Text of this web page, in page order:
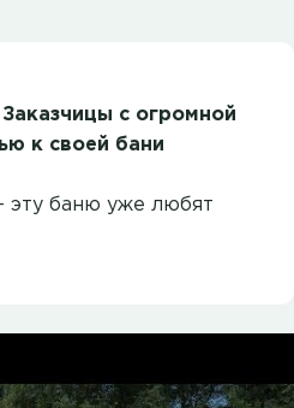
с огромной
к своей бани
эту баню уже любят